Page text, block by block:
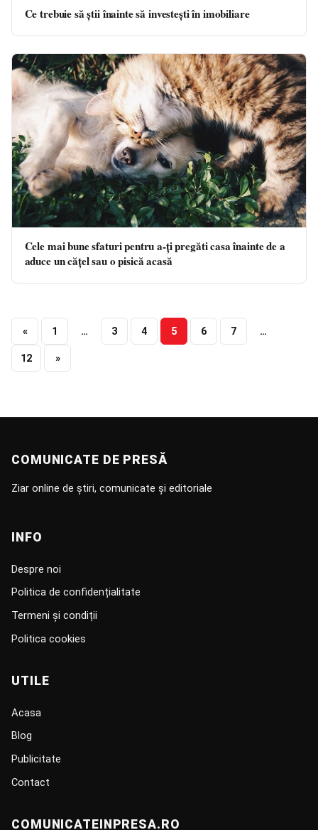
Ce trebuie să știi înainte să investești în imobiliare
Cele mai bune sfaturi pentru a-ți pregăti casa înainte de a
aduce un cățel sau o pisică acasă
« 1 … 3 4 5 6 7 …
12 »
COMUNICATE DE PRESĂ
Ziar online de știri, comunicate și editoriale
INFO
Despre noi
Politica de confidențialitate
Termeni și condiții
Politica cookies
UTILE
Acasa
Blog
Publicitate
Contact
COMUNICATEINPRESA.RO